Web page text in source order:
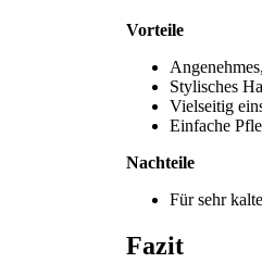
Vorteile
Stylisches
Vielseitig
Einfache
Nachteile
Für sehr
Fazit